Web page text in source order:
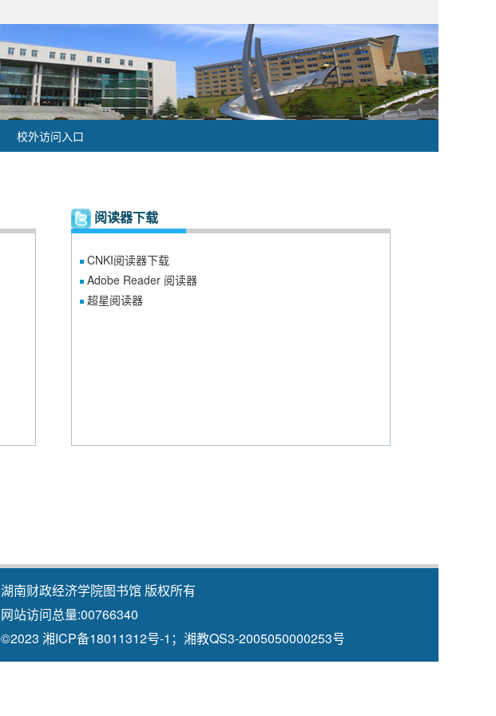
校外访问入口
阅读器下载
CNKI阅读器下载
Adobe Reader 阅读器
超星阅读器
湖南财政经济学院图书馆 版权所有
网站访问总量:00766340
©2023 湘ICP备18011312号-1；湘教QS3-2005050000253号